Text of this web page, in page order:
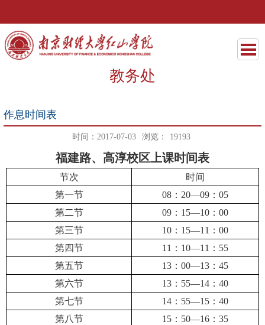
教务处
作息时间表
时间：2017-07-03 浏览： 19193
福建路、高淳校区上课时间表
节次
时间
第一节
08 ： 20—09 ： 05
第二节
09 ： 15—10 ： 00
第三节
10 ： 15—11 ： 00
第四节
11 ： 10—11 ： 55
第五节
13 ： 00—13 ： 45
第六节
13 ： 55—14 ： 40
第七节
14 ： 55—15 ： 40
第八节
15 ： 50—16 ： 35